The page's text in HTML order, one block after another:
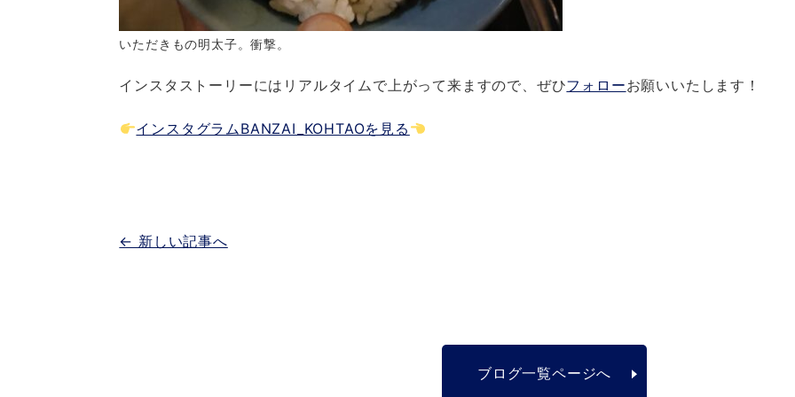
いただきもの明太子。衝撃。
インスタストーリーにはリアルタイムで上がって来ますので、ぜひフォローお願いいたします！
インスタグラムBANZAI_KOHTAOを見る
← 新しい記事へ
ブログ一覧ページへ